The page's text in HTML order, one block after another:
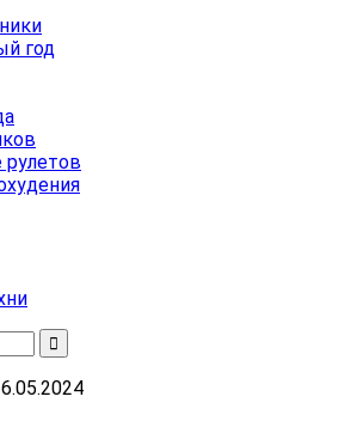
год
рулетов
6.05.2024